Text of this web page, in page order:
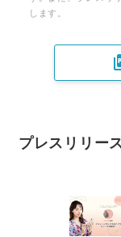
します。
プレスリリー